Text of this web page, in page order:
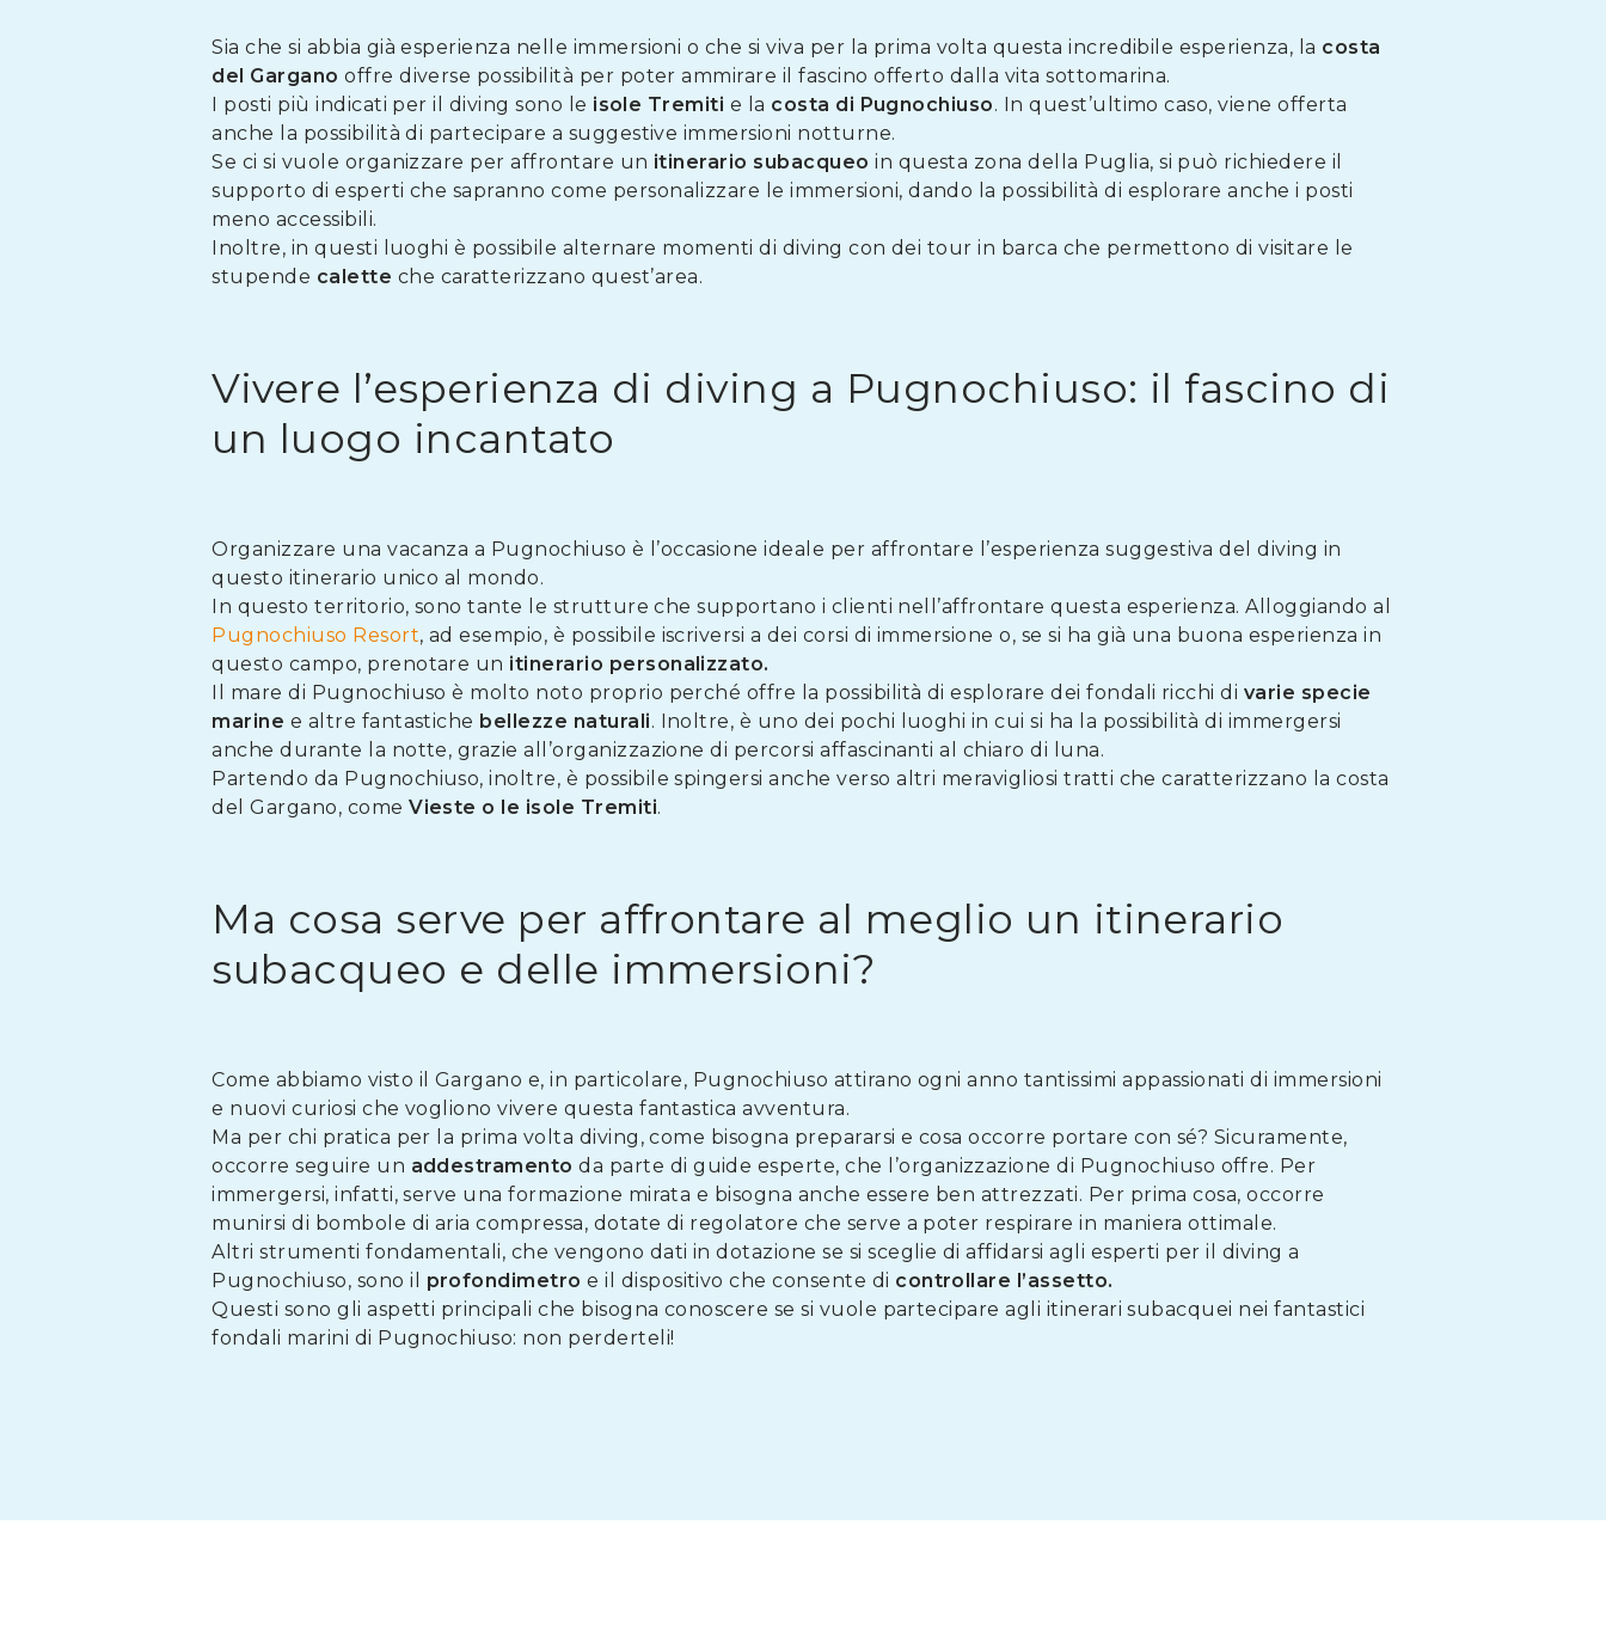
Sia che si abbia già esperienza nelle immersioni o che si viva per la prima volta questa incredibile esperienza, la costa
del Gargano offre diverse possibilità per poter ammirare il fascino offerto dalla vita sottomarina.
I posti più indicati per il diving sono le isole Tremiti e la costa di Pugnochiuso. In quest’ultimo caso, viene offerta
anche la possibilità di partecipare a suggestive immersioni notturne.
Se ci si vuole organizzare per affrontare un itinerario subacqueo in questa zona della Puglia, si può richiedere il
supporto di esperti che sapranno come personalizzare le immersioni, dando la possibilità di esplorare anche i posti
meno accessibili.
Inoltre, in questi luoghi è possibile alternare momenti di diving con dei tour in barca che permettono di visitare le
stupende calette che caratterizzano quest’area.
Vivere l’esperienza di diving a Pugnochiuso: il fascino di
un luogo incantato
Organizzare una vacanza a Pugnochiuso è l’occasione ideale per affrontare l’esperienza suggestiva del diving in
questo itinerario unico al mondo.
In questo territorio, sono tante le strutture che supportano i clienti nell’affrontare questa esperienza. Alloggiando al
Pugnochiuso Resort, ad esempio, è possibile iscriversi a dei corsi di immersione o, se si ha già una buona esperienza in
questo campo, prenotare un itinerario personalizzato.
Il mare di Pugnochiuso è molto noto proprio perché offre la possibilità di esplorare dei fondali ricchi di varie specie
marine e altre fantastiche bellezze naturali. Inoltre, è uno dei pochi luoghi in cui si ha la possibilità di immergersi
anche durante la notte, grazie all’organizzazione di percorsi affascinanti al chiaro di luna.
Partendo da Pugnochiuso, inoltre, è possibile spingersi anche verso altri meravigliosi tratti che caratterizzano la costa
del Gargano, comeVieste o le isole Tremiti.
Ma cosa serve per affrontare al meglio un itinerario
subacqueo e delle immersioni?
Come abbiamo visto il Gargano e, in particolare, Pugnochiuso attirano ogni anno tantissimi appassionati di immersioni
e nuovi curiosi che vogliono vivere questa fantastica avventura.
Ma per chi pratica per la prima volta diving, come bisogna prepararsi e cosa occorre portare con sé? Sicuramente,
occorre seguire un addestramento da parte di guide esperte, che l’organizzazione di Pugnochiuso offre. Per
immergersi, infatti, serve una formazione mirata e bisogna anche essere ben attrezzati. Per prima cosa, occorre
munirsi di bombole di aria compressa, dotate di regolatore che serve a poter respirare in maniera ottimale.
Altri strumenti fondamentali, che vengono dati in dotazione se si sceglie di affidarsi agli esperti per il diving a
Pugnochiuso, sono il profondimetro e il dispositivo che consente di controllare l’assetto.
Questi sono gli aspetti principali che bisogna conoscere se si vuole partecipare agli itinerari subacquei nei fantastici
fondali marini di Pugnochiuso: non perderteli!